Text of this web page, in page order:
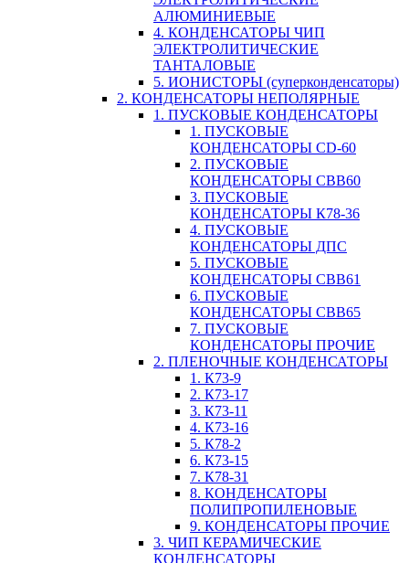
АЛЮМИНИЕВЫЕ
4. КОНДЕНСАТОРЫ ЧИП
ЭЛЕКТРОЛИТИЧЕСКИЕ
ТАНТАЛОВЫЕ
5. ИОНИСТОРЫ (суперконденсаторы)
2. КОНДЕНСАТОРЫ НЕПОЛЯРНЫЕ
1. ПУСКОВЫЕ КОНДЕНСАТОРЫ
1. ПУСКОВЫЕ
КОНДЕНСАТОРЫ CD-60
2. ПУСКОВЫЕ
КОНДЕНСАТОРЫ CBB60
3. ПУСКОВЫЕ
КОНДЕНСАТОРЫ К78-36
4. ПУСКОВЫЕ
КОНДЕНСАТОРЫ ДПС
5. ПУСКОВЫЕ
КОНДЕНСАТОРЫ CBB61
6. ПУСКОВЫЕ
КОНДЕНСАТОРЫ CBB65
7. ПУСКОВЫЕ
КОНДЕНСАТОРЫ ПРОЧИЕ
2. ПЛЕНОЧНЫЕ КОНДЕНСАТОРЫ
1. К73-9
2. К73-17
3. К73-11
4. К73-16
5. К78-2
6. К73-15
7. К78-31
8. КОНДЕНСАТОРЫ
ПОЛИПРОПИЛЕНОВЫЕ
9. КОНДЕНСАТОРЫ ПРОЧИЕ
3. ЧИП КЕРАМИЧЕСКИЕ
КОНДЕНСАТОРЫ